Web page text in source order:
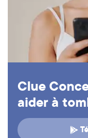
Clue
aider à